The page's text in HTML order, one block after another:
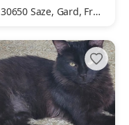
30650 Saze, Gard, Fran